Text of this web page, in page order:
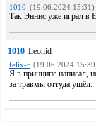
1010 (19.06.2024 15:31)
Так Эннис уже играл в
1010 Leonid
felix-r (19.06.2024
Я в принципе написал,
за травмы оттуда ушёл.